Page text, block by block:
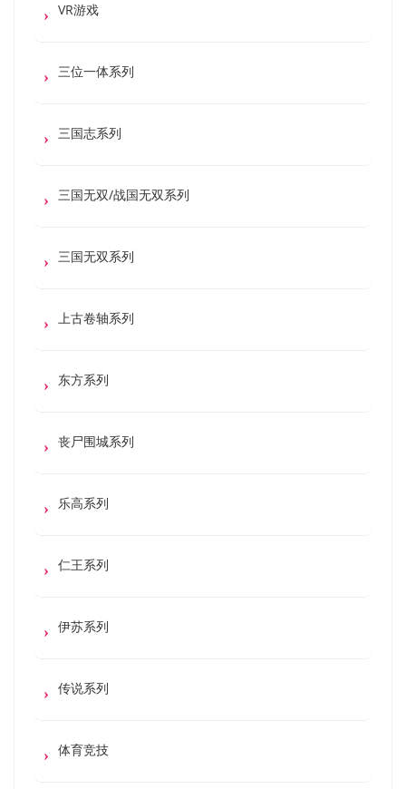
VR游戏
三位一体系列
三国志系列
三国无双/战国无双系列
三国无双系列
上古卷轴系列
东方系列
丧尸围城系列
乐高系列
仁王系列
伊苏系列
传说系列
体育竞技